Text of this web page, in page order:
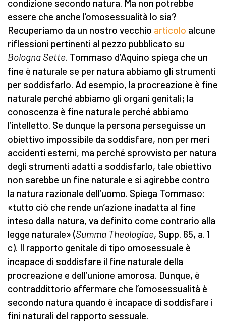
condizione secondo natura. Ma non potrebbe
essere che anche l’omosessualità lo sia?
Recuperiamo da un nostro vecchio articolo alcune
riflessioni pertinenti al pezzo pubblicato su
Bologna Sette. Tommaso d’Aquino spiega che un
fine è naturale se per natura abbiamo gli strumenti
per soddisfarlo. Ad esempio, la procreazione è fine
naturale perché abbiamo gli organi genitali; la
conoscenza è fine naturale perché abbiamo
l’intelletto. Se dunque la persona perseguisse un
obiettivo impossibile da soddisfare, non per meri
accidenti esterni, ma perché sprovvisto per natura
degli strumenti adatti a soddisfarlo, tale obiettivo
non sarebbe un fine naturale e si agirebbe contro
la natura razionale dell’uomo. Spiega Tommaso:
«tutto ciò che rende un’azione inadatta al fine
inteso dalla natura, va definito come contrario alla
legge naturale» (Summa Theologiae, Supp. 65, a. 1
c). Il rapporto genitale di tipo omosessuale è
incapace di soddisfare il fine naturale della
procreazione e dell’unione amorosa. Dunque, è
contraddittorio affermare che l’omosessualità è
secondo natura quando è incapace di soddisfare i
fini naturali del rapporto sessuale.